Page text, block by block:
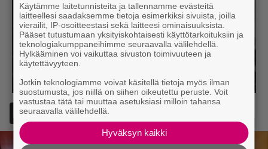
Lisää Episodi Googlen suosituksi lähteeksi
Käytämme laitetunnisteita ja tallennamme evästeitä
laitteellesi saadaksemme tietoja esimerkiksi sivuista, joilla
vierailit, IP-osoitteestasi sekä laitteesi ominaisuuksista.
Pääset tutustumaan yksityiskohtaisesti käyttötarkoituksiin ja
teknologiakumppaneihimme seuraavalla välilehdellä.
Hylkääminen voi vaikuttaa sivuston toimivuuteen ja
käytettävyyteen.
Jotkin teknologiamme voivat käsitellä tietoja myös ilman
suostumusta, jos niillä on siihen oikeutettu peruste. Voit
vastustaa tätä tai muuttaa asetuksiasi milloin tahansa
seuraavalla välilehdellä.
Hyväksyn kaikki